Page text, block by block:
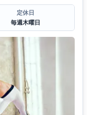
定休日
毎週木曜日